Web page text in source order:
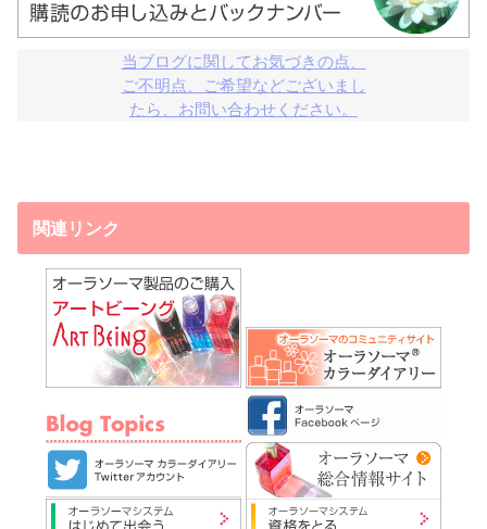
当ブログに関してお気づきの点、
ご不明点、ご希望などございまし
たら、お問い合わせください。
関連リンク